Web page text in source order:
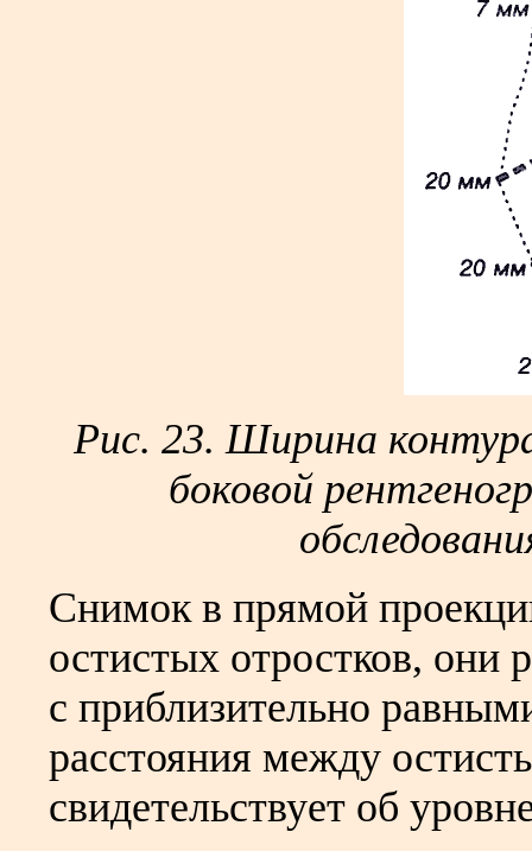
Рис. 23. Ширина
боковой
Снимок в прямой
остистых отростков, они
с приблизительно
расстояния между
свидетельствует об